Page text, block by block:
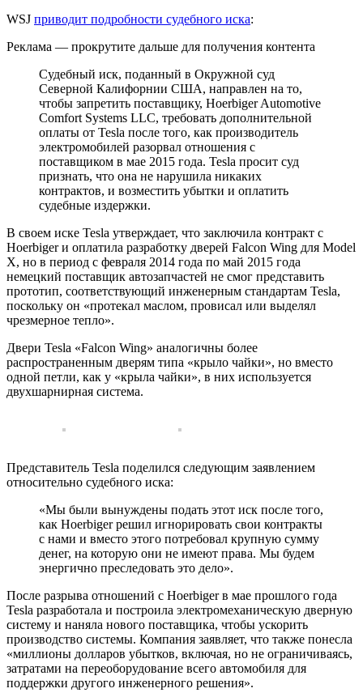
WSJ приводит подробности судебного иска:
Реклама — прокрутите дальше для получения контента
Судебный иск, поданный в Окружной суд
Северной Калифорнии США, направлен на то,
чтобы запретить поставщику, Hoerbiger Automotive
Comfort Systems LLC, требовать дополнительной
оплаты от Tesla после того, как производитель
электромобилей разорвал отношения с
поставщиком в мае 2015 года. Tesla просит суд
признать, что она не нарушила никаких
контрактов, и возместить убытки и оплатить
судебные издержки.
В своем иске Tesla утверждает, что заключила контракт с
Hoerbiger и оплатила разработку дверей Falcon Wing для Model
X, но в период с февраля 2014 года по май 2015 года
немецкий поставщик автозапчастей не смог представить
прототип, соответствующий инженерным стандартам Tesla,
поскольку он «протекал маслом, провисал или выделял
чрезмерное тепло».
Двери Tesla «Falcon Wing» аналогичны более
распространенным дверям типа «крыло чайки», но вместо
одной петли, как у «крыла чайки», в них используется
двухшарнирная система.
Представитель Tesla поделился следующим заявлением
относительно судебного иска:
«Мы были вынуждены подать этот иск после того,
как Hoerbiger решил игнорировать свои контракты
с нами и вместо этого потребовал крупную сумму
денег, на которую они не имеют права. Мы будем
энергично преследовать это дело».
После разрыва отношений с Hoerbiger в мае прошлого года
Tesla разработала и построила электромеханическую дверную
систему и наняла нового поставщика, чтобы ускорить
производство системы. Компания заявляет, что также понесла
«миллионы долларов убытков, включая, но не ограничиваясь,
затратами на переоборудование всего автомобиля для
поддержки другого инженерного решения».